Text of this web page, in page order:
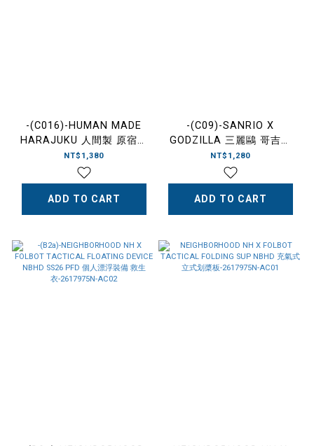
-(C016)-HUMAN MADE
HARAJUKU 人間製 原宿限
定 愛心 鑰匙圈 粉色-
HM31GD190
NT$1,380
ADD TO CART
-(C09)-SANRIO X
GODZILLA 三麗鷗 哥吉拉
聯名 吊飾 美樂蒂/酷洛
米/HELLO KITTY/大耳狗/
彼安諾
NT$1,280
ADD TO CART